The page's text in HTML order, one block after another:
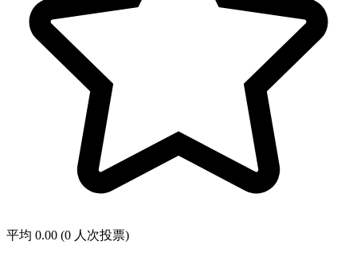
平均 0.00 (0 人次投票)